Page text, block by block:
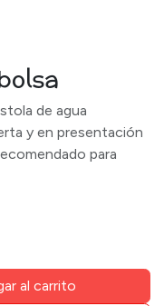
de agua
y en presentación
para
al carrito